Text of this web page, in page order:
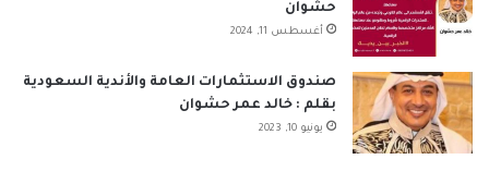
حشوان
أغسطس 11, 2024
صندوق الاستثمارات العامة والأندية السعودية
بقلم : خالد عمر حشوان
يونيو 10, 2023